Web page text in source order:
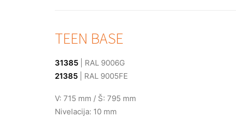
TEEN BASE
31385 | RAL 9006G
21385 | RAL 9005FE
V: 715 mm / Š: 795 mm
Nivelacija: 10 mm